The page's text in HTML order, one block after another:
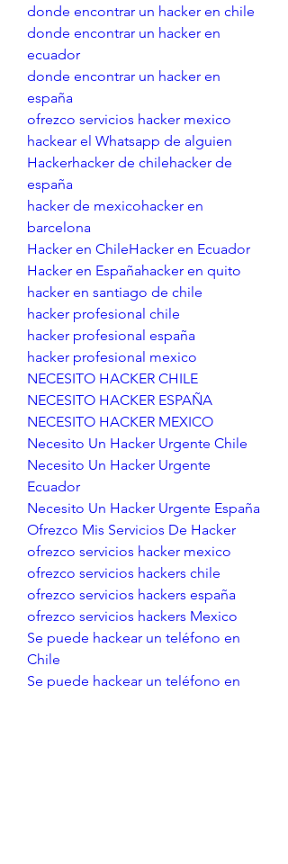
donde encontrar un hacker en chile
donde encontrar un hacker en
ecuador
donde encontrar un hacker en
españa
ofrezco servicios hacker mexico
hackear el Whatsapp de alguien
Hackerhacker de chilehacker de
españa
hacker de mexicohacker en
barcelona
Hacker en ChileHacker en Ecuador
Hacker en Españahacker en quito
hacker en santiago de chile
hacker profesional chile
hacker profesional españa
hacker profesional mexico
NECESITO HACKER CHILE
NECESITO HACKER ESPAÑA
NECESITO HACKER MEXICO
Necesito Un Hacker Urgente Chile
Necesito Un Hacker Urgente
Ecuador
Necesito Un Hacker Urgente España
Ofrezco Mis Servicios De Hacker
ofrezco servicios hacker mexico
ofrezco servicios hackers chile
ofrezco servicios hackers españa
ofrezco servicios hackers Mexico
Se puede hackear un teléfono en
Chile
Se puede hackear un teléfono en